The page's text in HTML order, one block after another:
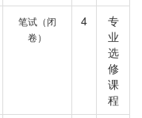
笔试（闭
卷）
4
专
业
选
修
课
程